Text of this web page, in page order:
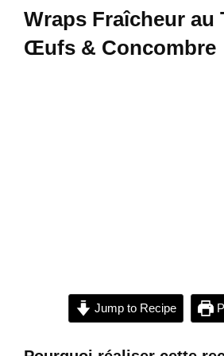
Wraps Fraîcheur au
Œufs & Concombre
Jump to Recipe